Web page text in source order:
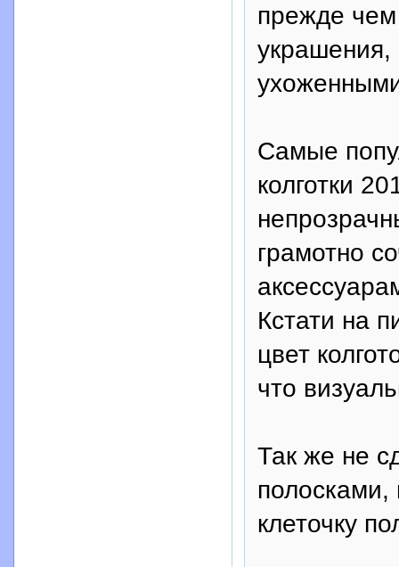
прежде чем
украшения,
Самые
колготки
грамотно
Кстати на
цвет
что
Так же не
полосками,
клеточку